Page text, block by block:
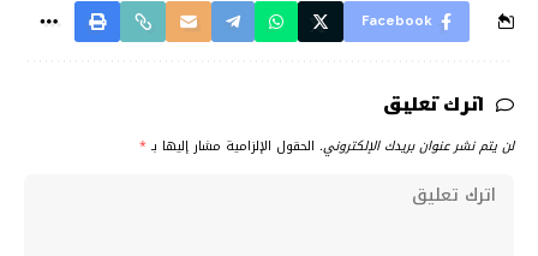
Facebook
اترك تعليق
لن يتم نشر عنوان بريدك الإلكتروني. الحقول الإلزامية مشار إليها بـ *